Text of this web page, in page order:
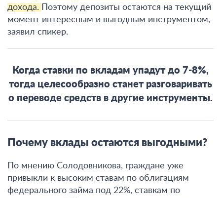
дохода.
Поэтому депозиты остаются на текущий
момент интересным и выгодным инструментом,
заявил спикер.
Когда ставки по вкладам упадут до 7-8%,
тогда целесообразно станет разговаривать
о переводе средств в другие инструменты.
Почему вклады остаются выгодными?
По мнению Солодовникова, граждане уже
привыкли к высоким ставам по облигациям
федерального займа под 22%, ставкам по